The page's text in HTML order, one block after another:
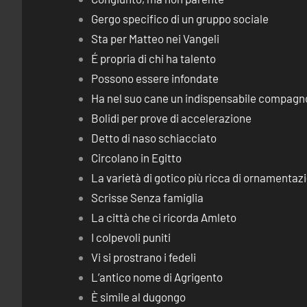
Gergo specifico di un gruppo sociale
Sta per Matteo nei Vangeli
É propria di chi ha talento
Possono essere infondate
Ha nel suo cane un indispensabile
Bolidi per prove di accelerazione
Detto di naso schiacciato
Circolano in Egitto
La varietà di gotico più ricca di
Scrisse Senza famiglia
La città che ci ricorda Amleto
I colpevoli puniti
Vi si prostrano i fedeli
L’antico nome di Agrigento
È simile al dugongo